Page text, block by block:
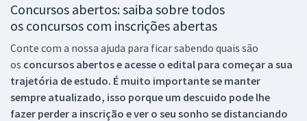
Concursos abertos: saiba sobre todos
os concursos com inscrições abertas
Conte com a nossa ajuda para ficar sabendo quais são
os concursos abertos e acesse o edital para começar a sua
trajetória de estudo. É muito importante se manter
sempre atualizado, isso porque um descuido pode lhe
fazer perder a inscrição e ver o seu sonho se distanciando